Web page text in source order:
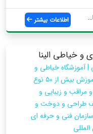
اطلاعات بیشتر
و خیاطی الینا
| آموزشگاه خیاطی و
طراحی دوخت | با ارائه آموزش بیش از ۵۰ نوع
مراقب و زیبایی و
طراحی و دوخت و
فنی و حرفه ای